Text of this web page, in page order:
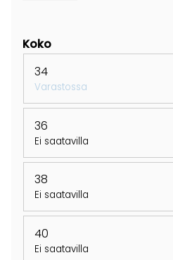
Koko
34
Varastossa
36
Ei saatavilla
38
Ei saatavilla
40
Ei saatavilla